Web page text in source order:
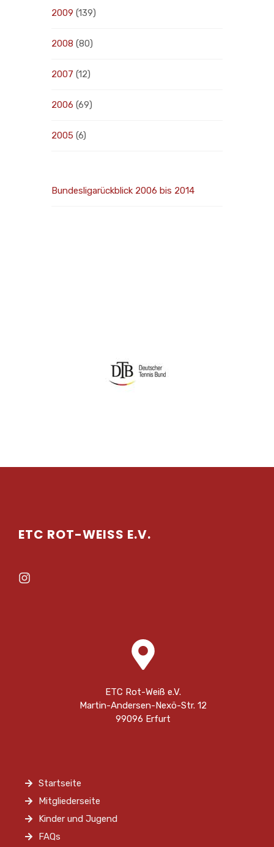
2009 (139)
2008 (80)
2007 (12)
2006 (69)
2005 (6)
Bundesligarückblick 2006 bis 2014
ETC ROT-WEISS E.V.
ETC Rot-Weiß e.V.
Martin-Andersen-Nexö-Str. 12
99096 Erfurt
Startseite
Mitgliederseite
Kinder und Jugend
FAQs